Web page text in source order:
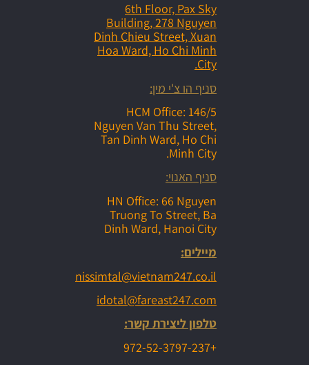
6th Floor, Pax Sky
Building, 278 Nguyen
Dinh Chieu Street, Xuan
Hoa Ward, Ho Chi Minh
City.
סניף הו צ'י מין:
HCM Office: 146/5
Nguyen Van Thu Street,
Tan Dinh Ward, Ho Chi
Minh City.
סניף האנוי:
HN Office: 66 Nguyen
Truong To Street, Ba
Dinh Ward, Hanoi City
מיילים:
nissimtal@vietnam247.co.il
idotal@fareast247.com
טלפון ליצירת קשר:
+972-52-3797-237